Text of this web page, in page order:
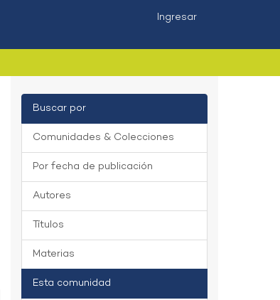
Ingresar
Buscar por
Comunidades & Colecciones
Por fecha de publicación
Autores
Títulos
Materias
Esta comunidad